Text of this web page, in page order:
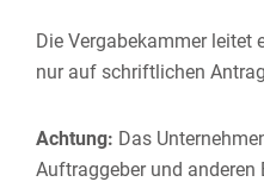
Die Vergabekammer leitet
nur auf schriftlichen
Achtung: Das
Auftraggeber und